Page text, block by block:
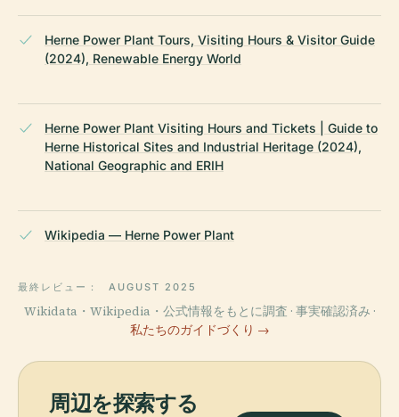
Herne Power Plant Tours, Visiting Hours & Visitor Guide
(2024), Renewable Energy World
Herne Power Plant Visiting Hours and Tickets | Guide to
Herne Historical Sites and Industrial Heritage (2024),
National Geographic and ERIH
Wikipedia — Herne Power Plant
最終レビュー： AUGUST 2025
Wikidata・Wikipedia・公式情報をもとに調査 · 事実確認済み ·
私たちのガイドづくり →
周辺を探索する